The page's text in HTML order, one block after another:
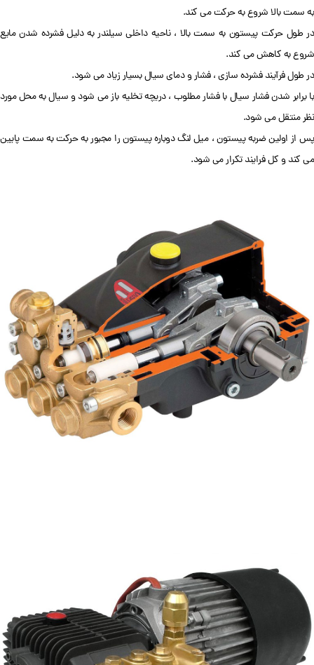
به سمت بالا شروع به حرکت می کند.
در طول حرکت پیستون به سمت بالا ، ناحیه داخلی سیلندر به دلیل فشرده شدن مایع
شروع به کاهش می کند.
در طول فرآیند فشرده سازی ، فشار و دمای سیال بسیار زیاد می شود.
با برابر شدن فشار سیال با فشار مطلوب ، دریچه تخلیه باز می شود و سیال به محل مورد
نظر منتقل می شود.
پس از اولین ضربه پیستون ، میل لنگ دوباره پیستون را مجبور به حرکت به سمت پایین
می کند و کل فرایند تکرار می شود.